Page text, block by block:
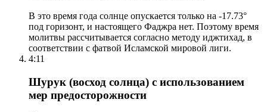
В это время года солнце опускается только на -17.73°
под горизонт, и настоящего Фаджра нет. Поэтому время
молитвы рассчитывается согласно методу иджтихад, в
соответствии с фатвой Исламской мировой лиги.
4:11
Шурук (восход солнца) с использованием
мер предосторожности